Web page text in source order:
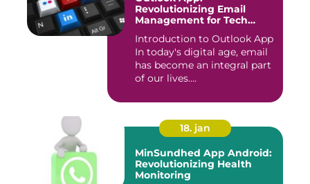
Revolutionizing Email
Management for Tech
Introduction to Outlook App
In today's digital age, email
has become an integral part
of our lives....
18. jan
MinSundhed App Android:
Revolutionizing Health
Monitoring